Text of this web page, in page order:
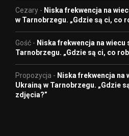
Cezary - Niska frekwencja na
w Tarnobrzegu. „Gdzie są ci, co
Gość - Niska frekwencja na
Tarnobrzegu. „Gdzie są ci, co
Propozycja - Niska frekwencja na
Ukrainą w Tarnobrzegu. „Gdzie
zdjęcia?”